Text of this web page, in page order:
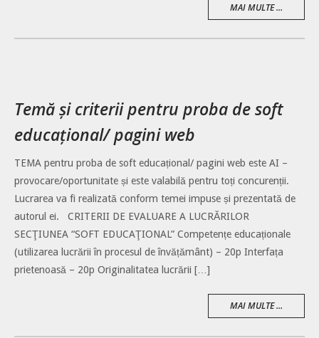
MAI MULTE ...
Temă și criterii pentru proba de soft
educațional/ pagini web
TEMA pentru proba de soft educațional/ pagini web este AI –
provocare/oportunitate și este valabilă pentru toți concurenții.
Lucrarea va fi realizată conform temei impuse și prezentată de
autorul ei. CRITERII DE EVALUARE A LUCRĂRILOR
SECŢIUNEA “SOFT EDUCAŢIONAL” Competențe educaționale
(utilizarea lucrării în procesul de învățământ) – 20p Interfața
prietenoasă – 20p Originalitatea lucrării […]
MAI MULTE ...